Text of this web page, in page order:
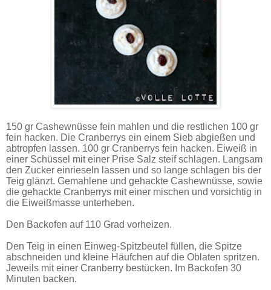
150 gr Cashewnüsse fein mahlen und die restlichen 100 gr
fein hacken. Die Cranberrys ein einem Sieb abgießen und
abtropfen lassen. 100 gr Cranberrys fein hacken. Eiweiß in
einer Schüssel mit einer Prise Salz steif schlagen. Langsam
den Zucker einrieseln lassen und so lange schlagen bis der
Teig glänzt. Gemahlene und gehackte Cashewnüsse, sowie
die gehackte Cranberrys mit einer mischen und vorsichtig in
die Eiweißmasse unterheben.
Den Backofen auf 110 Grad vorheizen.
Den Teig in einen Einweg-Spitzbeutel füllen, die Spitze
abschneiden und kleine Häufchen auf die Oblaten spritzen.
Jeweils mit einer Cranberry bestücken. Im Backofen 30
Minuten backen.